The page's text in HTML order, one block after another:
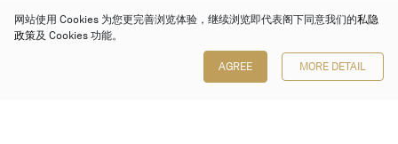
网站使用 Cookies 为您更完善浏览体验，继续浏览即代表阁下同意我们的私隐
政策及 Cookies 功能。
AGREE MORE DETAIL